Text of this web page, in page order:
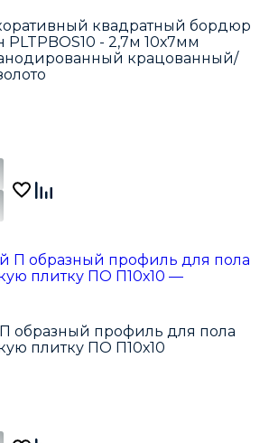
квадратный бордюр
PLTPBOS10 - 2,7м 10х7мм
крацованный/
образный профиль для пола
плитку ПО П10х10